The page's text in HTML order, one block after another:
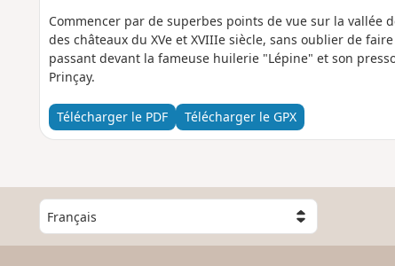
Commencer par de superbes points de vue sur la vallée
des châteaux du XVe et XVIIIe siècle, sans oublier de
passant devant la fameuse huilerie "Lépine" et son
Prinçay.
Télécharger le PDF Télécharger le GPX
C
h
o